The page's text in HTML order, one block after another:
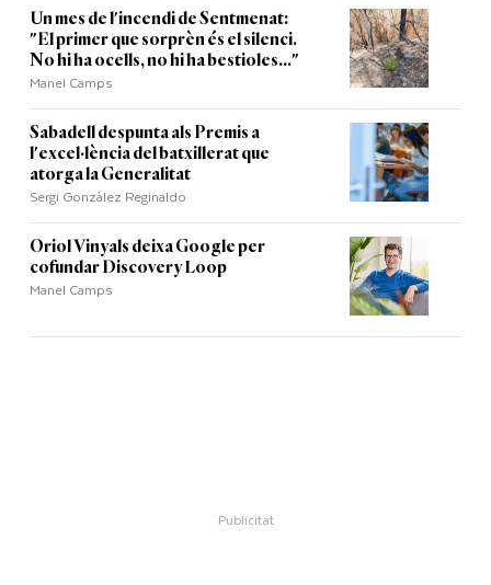
Un mes de l'incendi de Sentmenat:
"El primer que sorprèn és el silenci.
No hi ha ocells, no hi ha bestioles..."
Manel Camps
Sabadell despunta als Premis a
l'excel·lència del batxillerat que
atorga la Generalitat
Sergi Gonzàlez Reginaldo
Oriol Vinyals deixa Google per
cofundar Discovery Loop
Manel Camps